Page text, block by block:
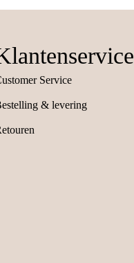
Service
& levering